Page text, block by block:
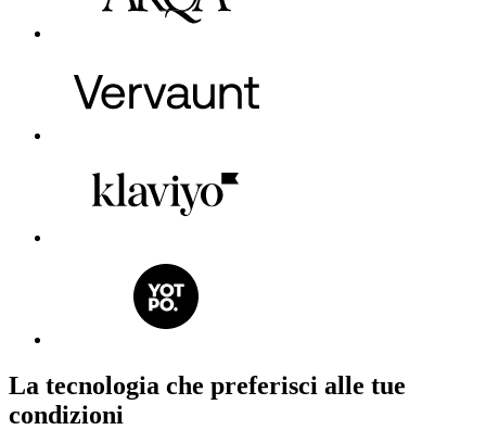
La tecnologia che preferisci alle tue
condizioni